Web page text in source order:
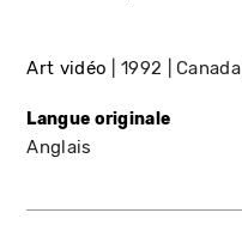
Art vidéo 1992 Canada
Langue originale
Anglais